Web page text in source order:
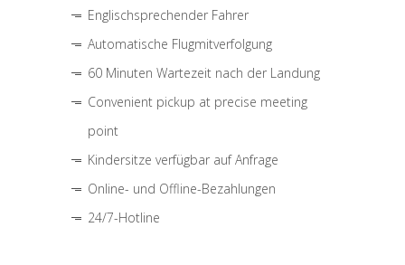
Englischsprechender Fahrer
Automatische Flugmitverfolgung
60 Minuten Wartezeit nach der Landung
Convenient pickup at precise meeting
point
Kindersitze verfügbar auf Anfrage
Online- und Offline-Bezahlungen
24/7-Hotline